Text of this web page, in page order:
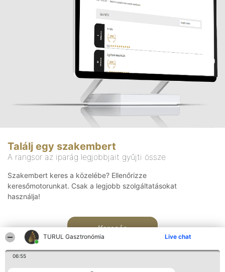
TURUL Gasztronómia Live chat
06:55
Találj egy szakembert
A rangsor az iparág legjobbjait gyűjti össze
Szakembert keres a közelébe? Ellenőrizze
keresőmotorunkat. Csak a legjobb szolgáltatásokat
használja!
Keresés